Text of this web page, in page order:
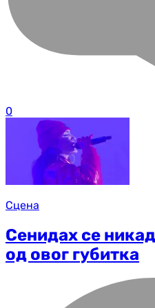
0
Сцена
Сенидах се
од овог губитка